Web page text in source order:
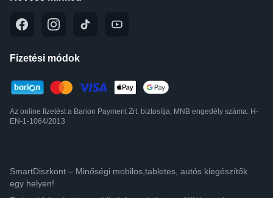
Fizetési módok
Az online fizetést a Barion Payment Zrt. biztosítja, MNB engedély száma: H-
EN-1-1064/2013
SmartDiszkont – Minőségi mobilos,tabletes, autós kiegészítők
egy helyen!